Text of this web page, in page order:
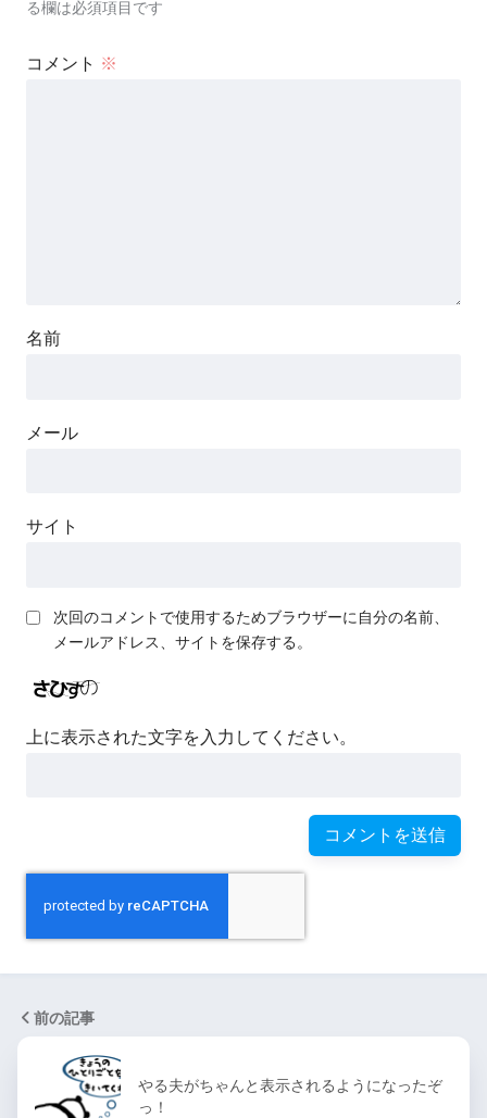
る欄は必須項目です
コメント ※
名前
メール
サイト
次回のコメントで使用するためブラウザーに自分の名前、
メールアドレス、サイトを保存する。
上に表示された文字を入力してください。
前の記事
やる夫がちゃんと表示されるようになったぞ
っ！